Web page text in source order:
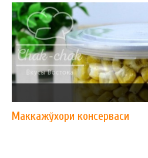
Маккажўхори консерваси